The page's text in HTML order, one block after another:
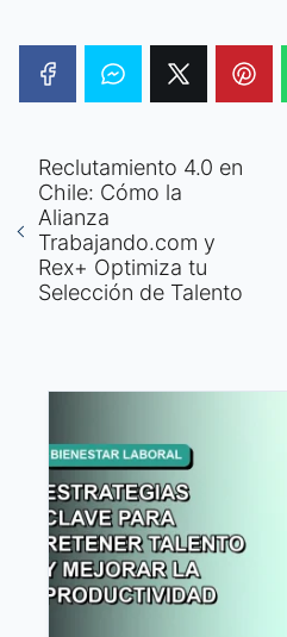
Reclutamiento 4.0 en
Chile: Cómo la
Alianza
Trabajando.com y
Rex+ Optimiza tu
Selección de Talento